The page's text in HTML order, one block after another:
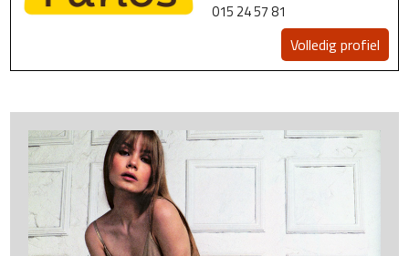
015 24 57 81
Volledig profiel